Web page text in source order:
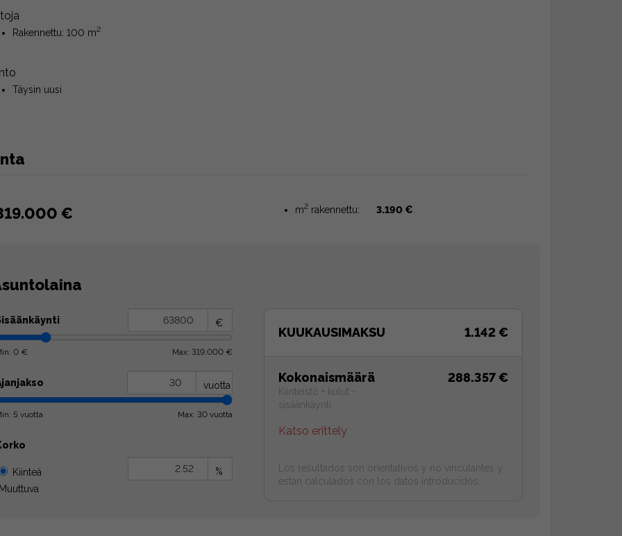
Rakennettu: 100 m2
Täysin uusi
€ m2 rakennettu: 3.190 €
€
0 € Max: 319.000 €
vuotta
5 vuotta Max: 30 vuotta
Kiinteä
Muuttuva
%
KUUKAUSIMAKSU 1.142 €
Kokonaismäärä
Kiinteistö + kulut -
sisäänkäynti
Katso erittely
288.357 €
Los resultados son orientativos y no vinculantes y
estan calculados con los datos introducidos.